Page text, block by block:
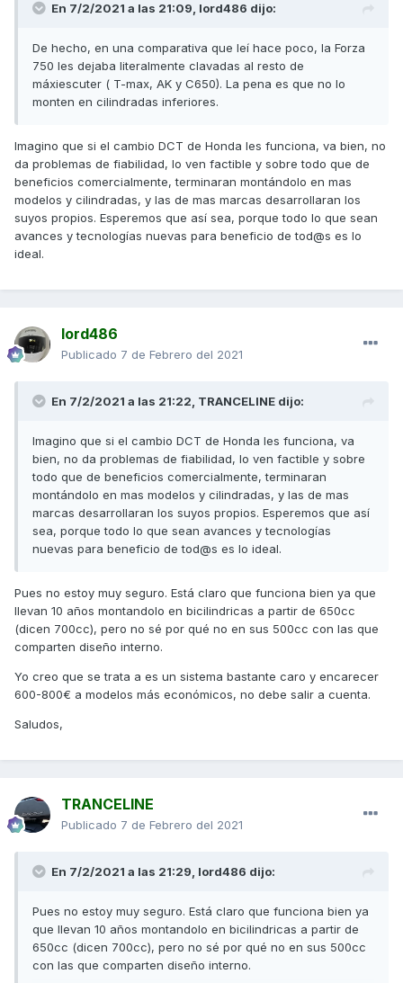
En 7/2/2021 a las 21:09, lord486 dijo:
De hecho, en una comparativa que leí hace poco, la Forza
750 les dejaba literalmente clavadas al resto de
máxiescuter ( T-max, AK y C650). La pena es que no lo
monten en cilindradas inferiores.
Imagino que si el cambio DCT de Honda les funciona, va bien, no
da problemas de fiabilidad, lo ven factible y sobre todo que de
beneficios comercialmente, terminaran montándolo en mas
modelos y cilindradas, y las de mas marcas desarrollaran los
suyos propios. Esperemos que así sea, porque todo lo que sean
avances y tecnologías nuevas para beneficio de tod@s es lo
ideal.
lord486
Publicado 7 de Febrero del 2021
En 7/2/2021 a las 21:22, TRANCELINE dijo:
Imagino que si el cambio DCT de Honda les funciona, va
bien, no da problemas de fiabilidad, lo ven factible y sobre
todo que de beneficios comercialmente, terminaran
montándolo en mas modelos y cilindradas, y las de mas
marcas desarrollaran los suyos propios. Esperemos que así
sea, porque todo lo que sean avances y tecnologías
nuevas para beneficio de tod@s es lo ideal.
Pues no estoy muy seguro. Está claro que funciona bien ya que
llevan 10 años montandolo en bicilindricas a partir de 650cc
(dicen 700cc), pero no sé por qué no en sus 500cc con las que
comparten diseño interno.
Yo creo que se trata a es un sistema bastante caro y encarecer
600-800€ a modelos más económicos, no debe salir a cuenta.
Saludos,
TRANCELINE
Publicado 7 de Febrero del 2021
En 7/2/2021 a las 21:29, lord486 dijo:
Pues no estoy muy seguro. Está claro que funciona bien ya
que llevan 10 años montandolo en bicilindricas a partir de
650cc (dicen 700cc), pero no sé por qué no en sus 500cc
con las que comparten diseño interno.